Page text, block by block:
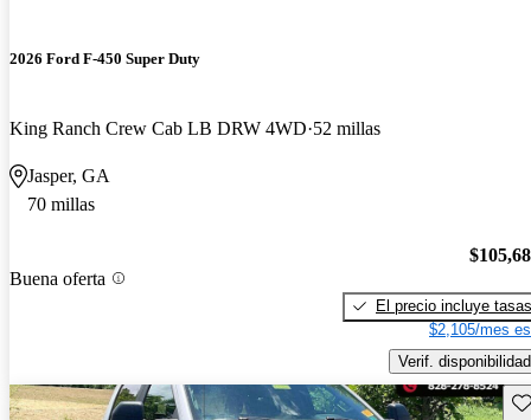
2026 Ford F-450 Super Duty
King Ranch Crew Cab LB DRW 4WD 52 millas
Jasper, GA
70 millas
Buena oferta
El precio incluye tasas
$2,105/mes
Verif. disponibilidad